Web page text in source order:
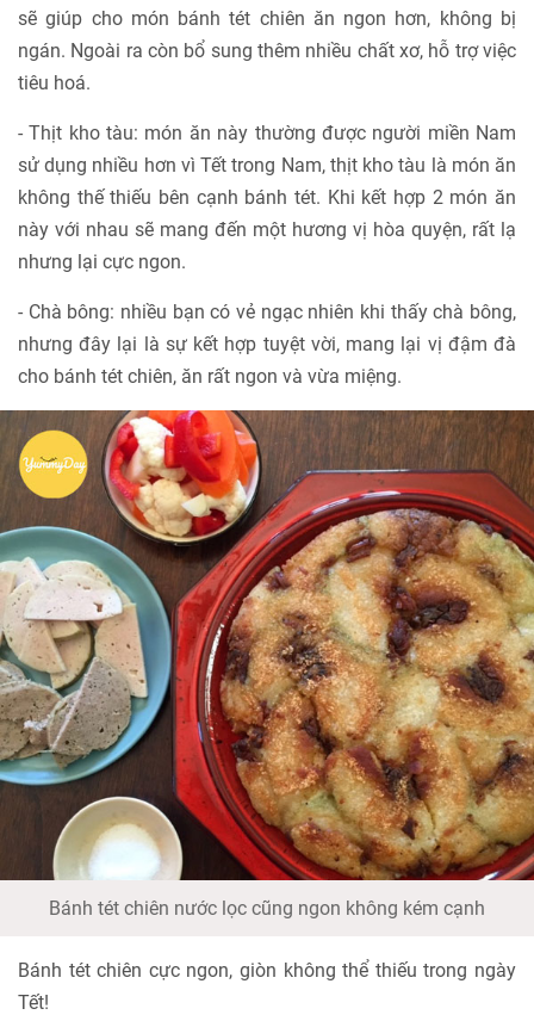
sẽ giúp cho món bánh tét chiên ăn ngon hơn, không bị
ngán. Ngoài ra còn bổ sung thêm nhiều chất xơ, hỗ trợ việc
tiêu hoá.
- Thịt kho tàu: món ăn này thường được người miền Nam
sử dụng nhiều hơn vì Tết trong Nam, thịt kho tàu là món ăn
không thế thiếu bên cạnh bánh tét. Khi kết hợp 2 món ăn
này với nhau sẽ mang đến một hương vị hòa quyện, rất lạ
nhưng lại cực ngon.
- Chà bông: nhiều bạn có vẻ ngạc nhiên khi thấy chà bông,
nhưng đây lại là sự kết hợp tuyệt vời, mang lại vị đậm đà
cho bánh tét chiên, ăn rất ngon và vừa miệng.
Bánh tét chiên nước lọc cũng ngon không kém cạnh
Bánh tét chiên cực ngon, giòn không thể thiếu trong ngày
Tết!